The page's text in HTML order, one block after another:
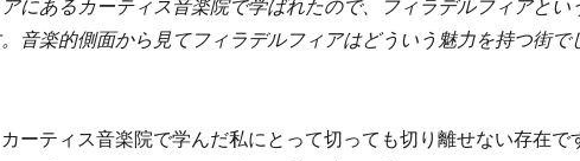
あるカーティス音楽院で学ばれたので、フィラデルフィアとい
音楽的側面から見てフィラデルフィアはどういう魅力を持つ街で
ーティス音楽院で学んだ私にとって切っても切り離せない存在で